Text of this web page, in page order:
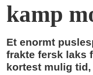
kamp
Et enormt
frakte fersk laks
kortest mulig